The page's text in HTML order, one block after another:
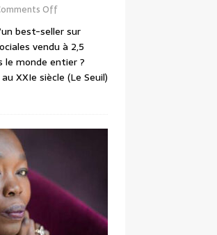
Off
best-seller sur
vendu à 2,5
le monde entier ?
XXIe siècle (Le Seuil)